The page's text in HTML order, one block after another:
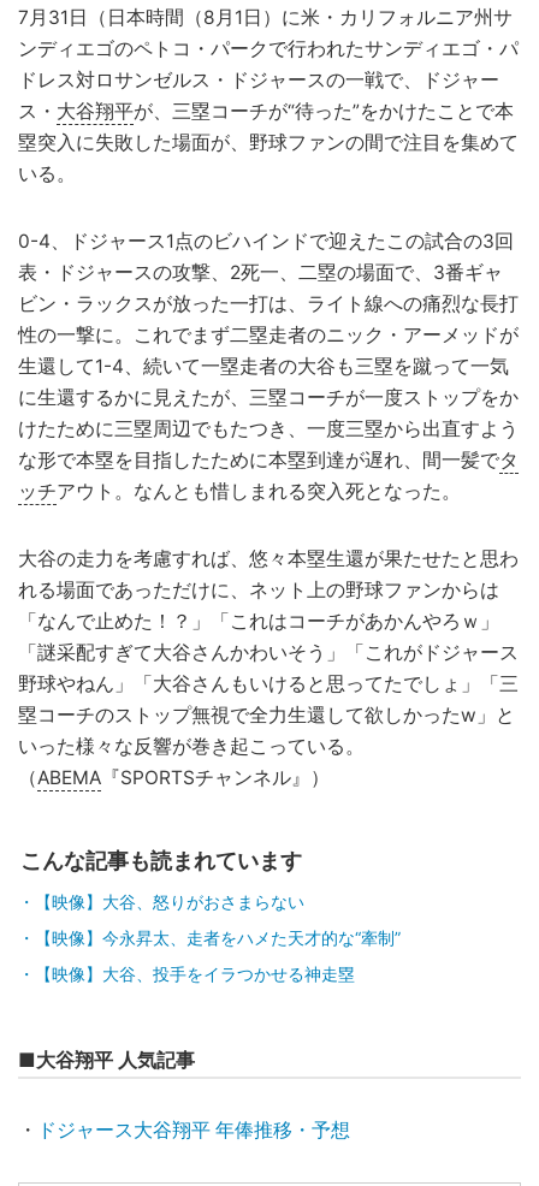
7月31日（日本時間（8月1日）に米・カリフォルニア州サ
ンディエゴのペトコ・パークで行われたサンディエゴ・パ
ドレス対ロサンゼルス・ドジャースの一戦で、ドジャー
ス・ 大谷翔平が、三塁コーチが“待った”をかけたことで本
塁突入に失敗した場面が、野球ファンの間で注目を集めて
いる。
0-4、ドジャース1点のビハインドで迎えたこの試合の3回
表・ドジャースの攻撃、2死一、二塁の場面で、3番ギャ
ビン・ラックスが放った一打は、ライト線への痛烈な長打
性の一撃に。これでまず二塁走者のニック・アーメッドが
生還して1-4、続いて一塁走者の大谷も三塁を蹴って一気
に生還するかに見えたが、三塁コーチが一度ストップをか
けたために三塁周辺でもたつき、一度三塁から出直すよう
な形で本塁を目指したために本塁到達が遅れ、間一髪でタ
ッチアウト。なんとも惜しまれる突入死となった。
大谷の走力を考慮すれば、悠々本塁生還が果たせたと思わ
れる場面であっただけに、ネット上の野球ファンからは
「なんで止めた！？」「これはコーチがあかんやろｗ」
「謎采配すぎて大谷さんかわいそう」「これがドジャース
野球やねん」「大谷さんもいけると思ってたでしょ」「三
塁コーチのストップ無視で全力生還して欲しかったw」と
いった様々な反響が巻き起こっている。
（ABEMA 『SPORTSチャンネル』）
こんな記事も読まれています
【映像】大谷、怒りがおさまらない
【映像】今永昇太、走者をハメた天才的な“牽制”
【映像】大谷、投手をイラつかせる神走塁
■大谷翔平 人気記事
・ ドジャース大谷翔平 年俸推移・予想